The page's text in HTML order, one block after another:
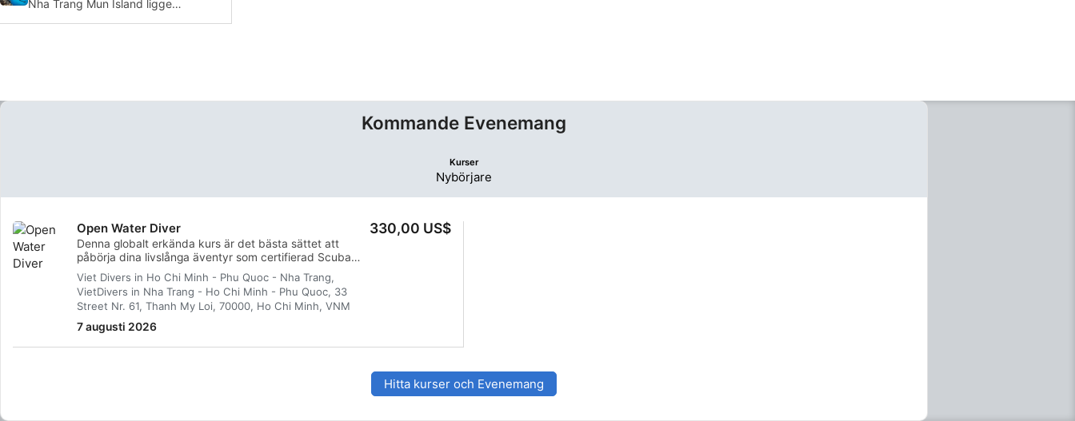
Nha Trang Mun Island ligger i
Kommande Evenemang
Kurser
Nybörjare
Open Water Diver
Denna globalt erkända kurs är det bästa sättet att
påbörja dina livslånga äventyr som certifierad Scuba
Diver. Personlig utbildning kombineras med övningar i
vatten för att säkerställa att du har de färdigheter och
den erfarenhet som krävs för att bli riktigt bekväm
under vattnet. Du kommer att erhålla SSI Open Water
Diver-certifiering.
Viet Divers in Ho Chi Minh - Phu Quoc - Nha Trang,
VietDivers in Nha Trang - Ho Chi Minh - Phu Quoc, 33
Street Nr. 61, Thanh My Loi, 70000, Ho Chi Minh, VNM
7 augusti 2026
330,00 US$
Hitta kurser och Evenemang